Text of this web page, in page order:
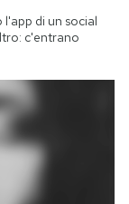
di un social
c'entrano